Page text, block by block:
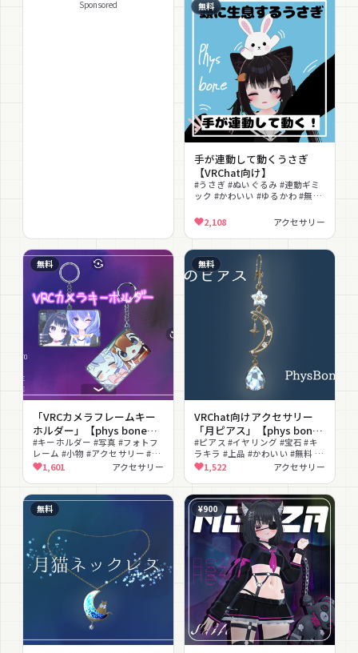
Sponsored 無料
手が連動して動くうさぎ
【VRChat向け】
#うさぎ #ぬいぐるみ #連動ギミ
ック #かわいい #ゆるかわ #無料
2,108 アクセサリー
無料
「VRCカメラフレームキー
ホルダー」【phys bone使
用】
#キーホルダー #写真 #フォトフ
レーム #小物 #アクセサリー #推
し活 #揺れ物 #無料 #撮影向け
1,601 アクセサリー
無料
VRChat向けアクセサリー
「月ピアス」【phys bone
使用】
#ピアス #イヤリング #宝石 #キ
ラキラ #上品 #かわいい #無料 #
幻想的
1,522 アクセサリー
無料 ¥900